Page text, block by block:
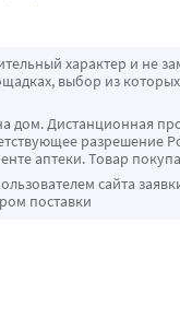
характер и не
выбор из
дом. Дистанционная
разрешение
аптеки. Товар
сайта
поставки